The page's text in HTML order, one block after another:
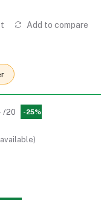
Add to compare
/20 -25%
available)